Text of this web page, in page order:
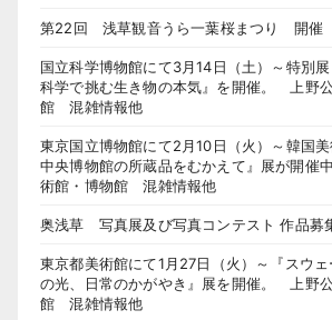
第22回 浅草観音うら一葉桜まつり 開催
国立科学博物館にて3月14日（土）～特別
科学で挑む生き物の本気』を開催。 上野
館 混雑情報他
東京国立博物館にて2月10日（火）～韓国
中央博物館の所蔵品をむかえて』展が開
術館・博物館 混雑情報他
奥浅草 写真展及び写真コンテスト 作品募
東京都美術館にて1月27日（火）～『スウ
の光、日常のかがやき』展を開催。 上野
館 混雑情報他